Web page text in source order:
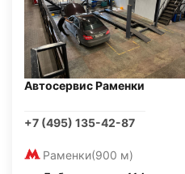
Автосервис Раменки
+7 (495) 135-42-87
Раменки(900 м)